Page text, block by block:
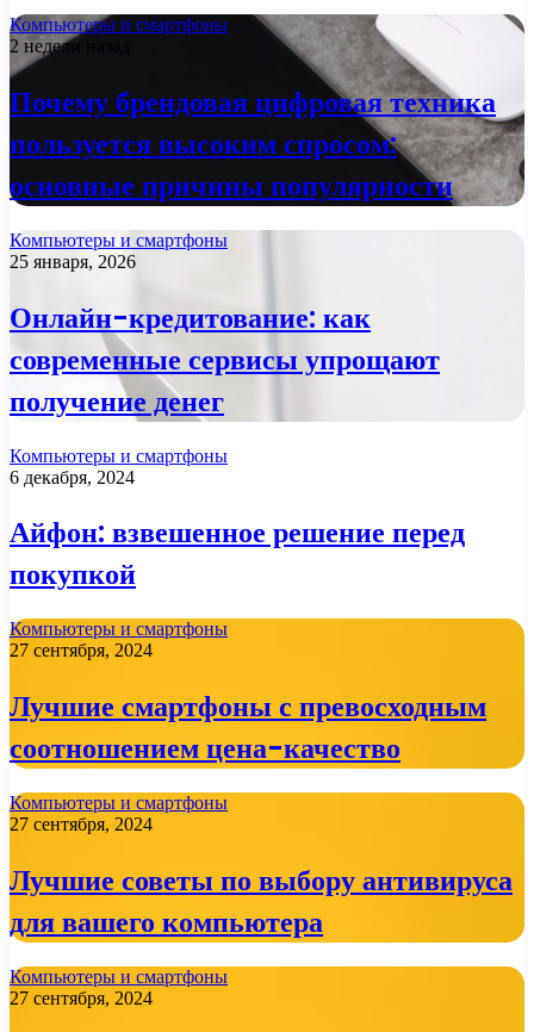
Компьютеры и смартфоны
2 недели назад
Почему брендовая цифровая техника
пользуется высоким спросом:
основные причины популярности
Компьютеры и смартфоны
25 января, 2026
Онлайн-кредитование: как
современные сервисы упрощают
получение денег
Компьютеры и смартфоны
6 декабря, 2024
Айфон: взвешенное решение перед
покупкой
Компьютеры и смартфоны
27 сентября, 2024
Лучшие смартфоны с превосходным
соотношением цена-качество
Компьютеры и смартфоны
27 сентября, 2024
Лучшие советы по выбору антивируса
для вашего компьютера
Компьютеры и смартфоны
27 сентября, 2024